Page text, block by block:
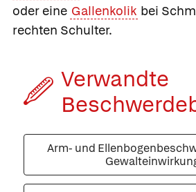
oder eine Gallenkolik bei
rechten Schulter.
Verwandte
Arm- und